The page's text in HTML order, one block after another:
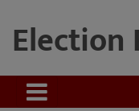
Election